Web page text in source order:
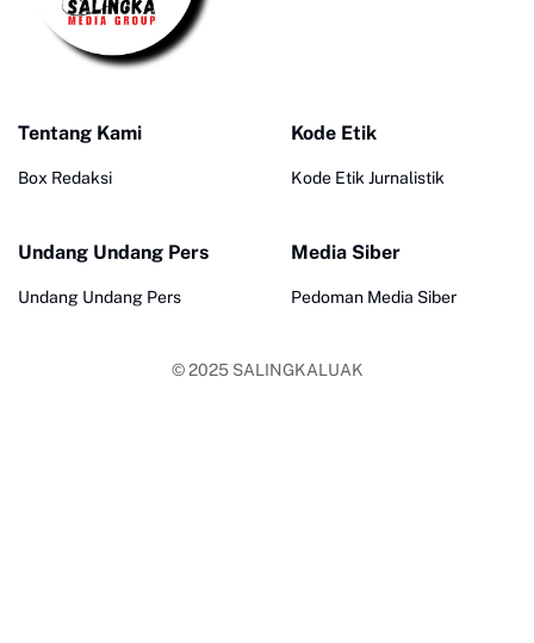
Tentang Kami
Box Redaksi
Kode Etik
Kode Etik Jurnalistik
Undang Undang Pers
Undang Undang Pers
Media Siber
Pedoman Media Siber
© 2025 SALINGKALUAK